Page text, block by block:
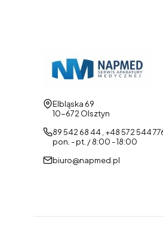
Adres:
Elbląska 69
10-672 Olsztyn
89 542 68 44 , +48 572 544
pon. - pt. / 8:00 - 18:00
biuro@napmed.pl